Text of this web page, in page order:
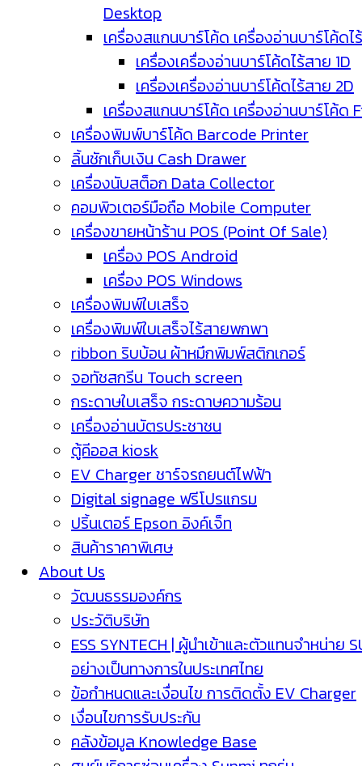
Desktop
เครื่องสแกนบาร์โค้ด เครื่องอ่านบาร์โค้ดไ
เครื่องเครื่องอ่านบาร์โค้ดไร้สาย 1D
เครื่องเครื่องอ่านบาร์โค้ดไร้สาย 2D
เครื่องสแกนบาร์โค้ด เครื่องอ่านบาร์โค้ด
เครื่องพิมพ์บาร์โค้ด Barcode Printer
ลิ้นชักเก็บเงิน Cash Drawer
เครื่องนับสต็อก Data Collector
คอมพิวเตอร์มือถือ Mobile Computer
เครื่องขายหน้าร้าน POS (Point Of Sale)
เครื่อง POS Android
เครื่อง POS Windows
เครื่องพิมพ์ใบเสร็จ
เครื่องพิมพ์ใบเสร็จไร้สายพกพา
ribbon ริบบ้อน ผ้าหมึกพิมพ์สติกเกอร์
จอทัชสกรีน Touch screen
กระดาษใบเสร็จ กระดาษความร้อน
เครื่องอ่านบัตรประชาชน
ตู้คีออส kiosk
EV Charger ชาร์จรถยนต์ไฟฟ้า
Digital signage ฟรีโปรแกรม
ปริ้นเตอร์ Epson อิงค์เจ็ท
สินค้าราคาพิเศษ
About Us
วัฒนธรรมองค์กร
ประวัติบริษัท
ESS SYNTECH | ผู้นำเข้าและตัวแทนจำหน่าย
อย่างเป็นทางการในประเทศไทย
ข้อกำหนดและเงื่อนไข การติดตั้ง EV Charger
เงื่อนไขการรับประกัน
คลังข้อมูล Knowledge Base